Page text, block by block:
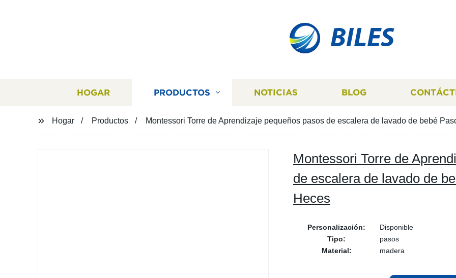
BILES
HOGAR PRODUCTOS NOTICIAS BLOG
Hogar Productos Montessori Torre de Aprendizaje pequeños pasos de escalera de lavado de bebé
Montessori Torre de
de escalera de lavado de
Heces
Personalización:
Disponible
Tipo:
pasos
Material:
madera